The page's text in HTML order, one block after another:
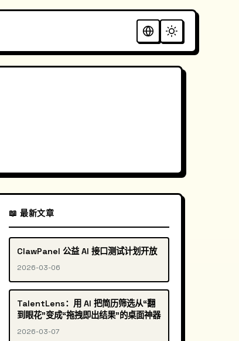
📖 最新文章
ClawPanel 公益 AI 接口测试计划开放
2026-03-06
TalentLens：用 AI 把简历筛选从“翻
到眼花”变成“拖拽即出结果”的桌面神器
2026-03-07